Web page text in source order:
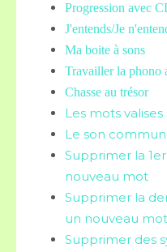
Progression avec
J'entends/Je
Ma boite à sons
Travailler la phono
Chasse au trésor
Les mots valises
Le son commun
Supprimer la
nouveau mot
Supprimer la
un nouveau mot
Supprimer des